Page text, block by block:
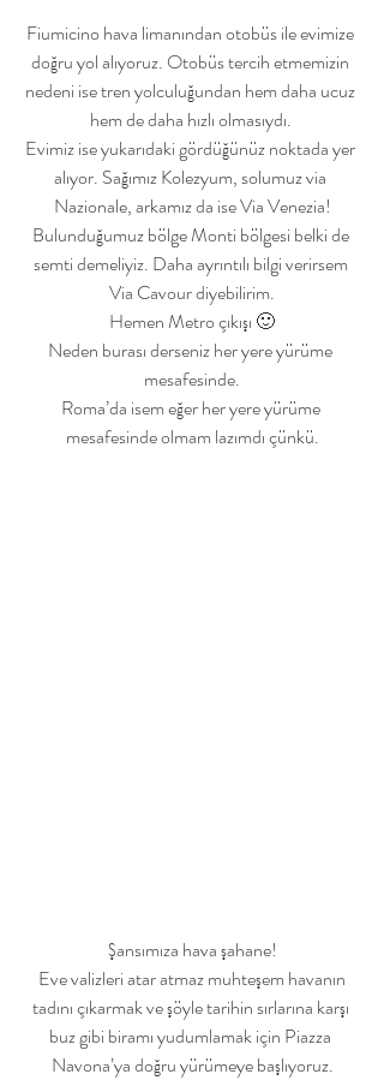
Fiumicino hava limanından otobüs ile evimize
doğru yol alıyoruz. Otobüs tercih etmemizin
nedeni ise tren yolculuğundan hem daha ucuz
hem de daha hızlı olmasıydı.
Evimiz ise yukarıdaki gördüğünüz noktada yer
alıyor. Sağımız Kolezyum, solumuz via
Nazionale, arkamız da ise Via Venezia!
Bulunduğumuz bölge Monti bölgesi belki de
semti demeliyiz. Daha ayrıntılı bilgi verirsem
Via Cavour diyebilirim.
Hemen Metro çıkışı 🙂
Neden burası derseniz her yere yürüme
mesafesinde.
Roma’da isem eğer her yere yürüme
mesafesinde olmam lazımdı çünkü.
Şansımıza hava şahane!
Eve valizleri atar atmaz muhteşem havanın
tadını çıkarmak ve şöyle tarihin sırlarına karşı
buz gibi biramı yudumlamak için Piazza
Navona’ya doğru yürümeye başlıyoruz.